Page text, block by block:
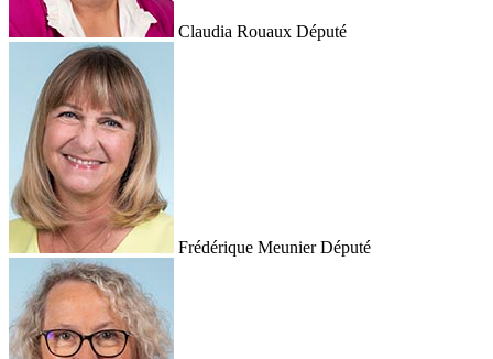
Claudia Rouaux Député
Frédérique Meunier Député